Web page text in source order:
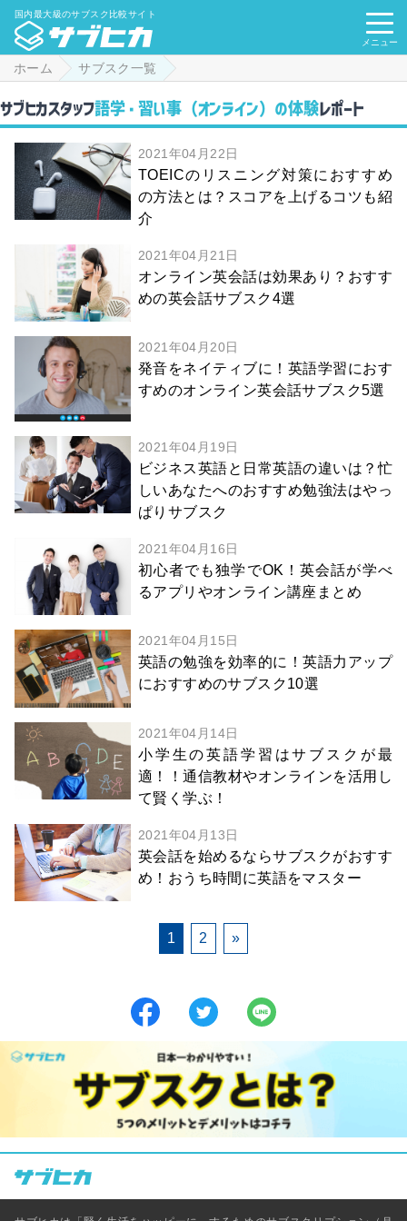
国内最大級のサブスク比較サイト
メニュー
ホーム サブスク一覧
サブヒカスタッフ語学・習い事（オンライン）の体験レポート
2021年04月22日
TOEICのリスニング対策におすすめ
の方法とは？スコアを上げるコツも紹
介
2021年04月21日
オンライン英会話は効果あり？おすす
めの英会話サブスク4選
2021年04月20日
発音をネイティブに！英語学習におす
すめのオンライン英会話サブスク5選
2021年04月19日
ビジネス英語と日常英語の違いは？忙
しいあなたへのおすすめ勉強法はやっ
ぱりサブスク
2021年04月16日
初心者でも独学でOK！英会話が学べ
るアプリやオンライン講座まとめ
2021年04月15日
英語の勉強を効率的に！英語力アップ
におすすめのサブスク10選
2021年04月14日
小学生の英語学習はサブスクが最
適！！通信教材やオンラインを活用し
て賢く学ぶ！
2021年04月13日
英会話を始めるならサブスクがおすす
め！おうち時間に英語をマスター
1 2 »